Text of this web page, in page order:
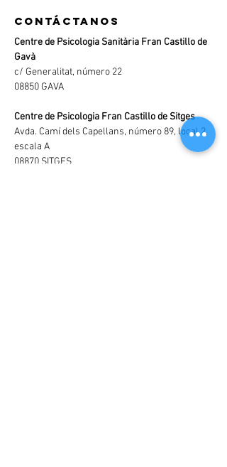
contáctanos
Centre de Psicologia Sanitària Fran Castillo de
Gavà
c/ Generalitat, número 22
08850 GAVA
Centre de Psicologia Fran Castillo de Sitges
Avda. Camí dels Capellans, número 89, local 2,
escala A
08870 SITGES